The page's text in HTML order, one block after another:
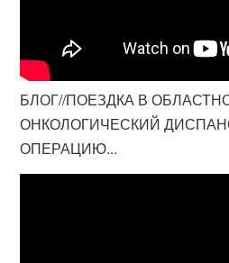
БЛОГ//ПОЕЗДКА В
ОНКОЛОГИЧЕСКИЙ
ОПЕРАЦИЮ...